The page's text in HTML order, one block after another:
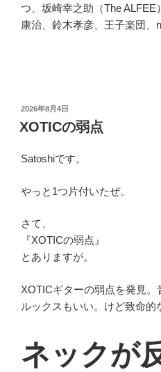
つ、坂崎幸之助（The ALFEE
康治、鈴木孝彦、王子楽団
投
稿
日:
2026年8月4日
XOTICの弱点
Satoshiです。
やっと1つ片付いたぜ。
さて、
『XOTICの弱点』
とありますが。
XOTICギターの弱点を発見
ルックスもいい。けど致命的
ネックが